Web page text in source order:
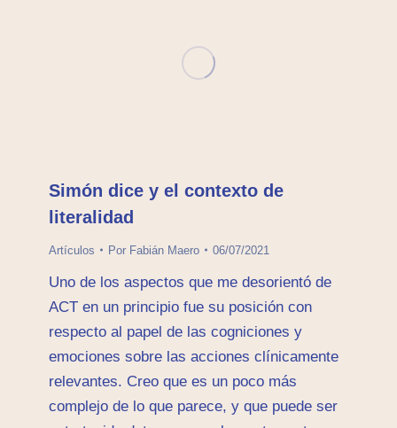
Simón dice y el contexto de
literalidad
Artículos Por Fabián Maero 06/07/2021
Uno de los aspectos que me desorientó de
ACT en un principio fue su posición con
respecto al papel de las cogniciones y
emociones sobre las acciones clínicamente
relevantes. Creo que es un poco más
complejo de lo que parece, y que puede ser